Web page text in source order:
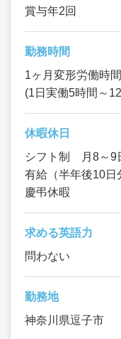
賞与年2回
勤務時間
1ヶ月変形労働時
(1日実働5時間～
休暇休日
シフト制 月8～9
有給（半年後10日
慶弔休暇
求める英語力
問わない
勤務地
神奈川県逗子市